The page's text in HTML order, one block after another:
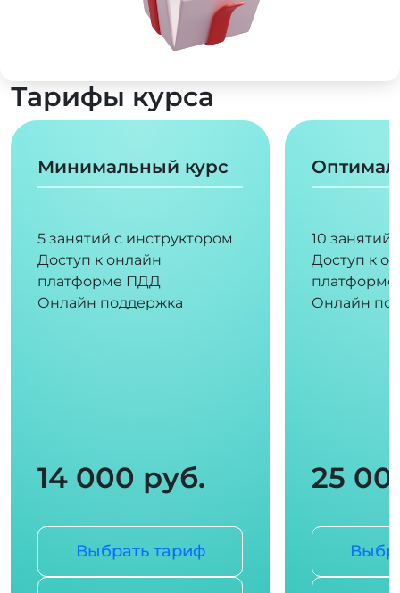
Тарифы курса
Минимальный курс
5 занятий с инструктором
Доступ к онлайн
платформе ПДД
Онлайн поддержка
14 000 руб.
Выбрать тариф
10 занятий
Доступ к
Онлайн
25